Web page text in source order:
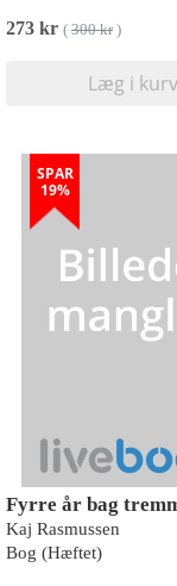
273 kr ( 300 kr)
Læg i kurv
SPAR
19%
Kaj Rasmussen
Bog (Hæftet)